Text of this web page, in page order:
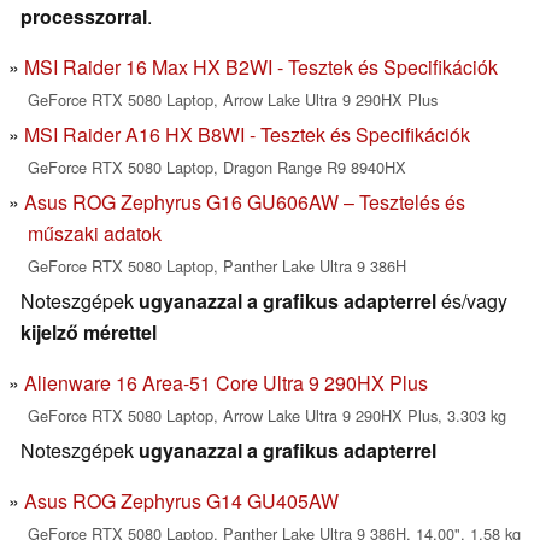
processzorral.
MSI Raider 16 Max HX B2WI - Tesztek és Specifikációk
GeForce RTX 5080 Laptop, Arrow Lake Ultra 9 290HX Plus
MSI Raider A16 HX B8WI - Tesztek és Specifikációk
GeForce RTX 5080 Laptop, Dragon Range R9 8940HX
Asus ROG Zephyrus G16 GU606AW – Tesztelés és
műszaki adatok
GeForce RTX 5080 Laptop, Panther Lake Ultra 9 386H
Noteszgépek ugyanazzal a grafikus adapterrelés/vagy
kijelző mérettel
Alienware 16 Area-51 Core Ultra 9 290HX Plus
GeForce RTX 5080 Laptop, Arrow Lake Ultra 9 290HX Plus, 3.303 kg
Noteszgépek ugyanazzal a grafikus adapterrel
Asus ROG Zephyrus G14 GU405AW
GeForce RTX 5080 Laptop, Panther Lake Ultra 9 386H, 14.00", 1.58 kg